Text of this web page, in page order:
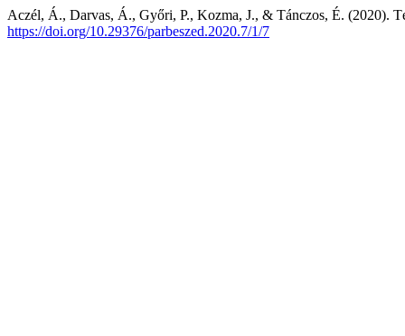
Aczél, Á., Darvas, Á., Győri, P., Kozma, J., & Tánczos, É. (2020).
https://doi.org/10.29376/parbeszed.2020.7/1/7